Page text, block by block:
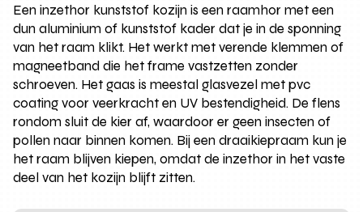
Een inzethor kunststof kozijn is een raamhor met een
dun aluminium of kunststof kader dat je in de sponning
van het raam klikt. Het werkt met verende klemmen of
magneetband die het frame vastzetten zonder
schroeven. Het gaas is meestal glasvezel met pvc
coating voor veerkracht en UV bestendigheid. De flens
rondom sluit de kier af, waardoor er geen insecten of
pollen naar binnen komen. Bij een draaikiepraam kun je
het raam blijven kiepen, omdat de inzethor in het vaste
deel van het kozijn blijft zitten.